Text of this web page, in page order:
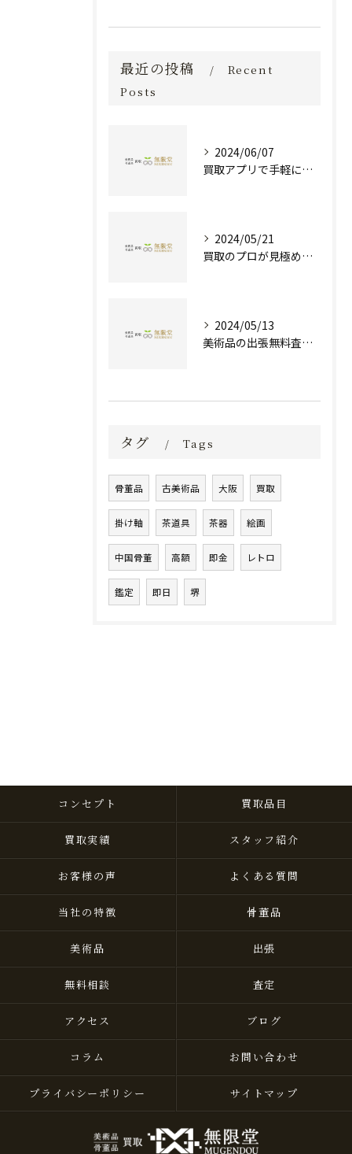
最近の投稿
Recent
Posts
2024/06/07
買取アプリで手軽に現金化！あなたの不要品が宝物に変わる方法とは？
2024/05/21
買取のプロが見極める！骨董品の価値と査定とは？
2024/05/13
美術品の出張無料査定 | 一万点以上の実績で信頼の骨董品買取専門店
タグ Tags
骨董品 古美術品 大阪 買取
掛け軸 茶道具 茶器 絵画
中国骨董 高額 即金 レトロ
鑑定 即日 堺
コンセプト 買取品目
買取実績 スタッフ紹介
お客様の声 よくある質問
当社の特徴 骨董品
美術品 出張
無料相談 査定
アクセス ブログ
コラム お問い合わせ
プライバシーポリシー サイトマップ